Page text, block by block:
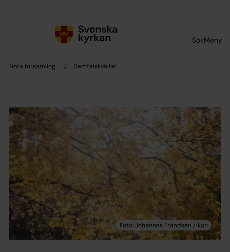
SökMeny
Nora församling Samtalskvällar